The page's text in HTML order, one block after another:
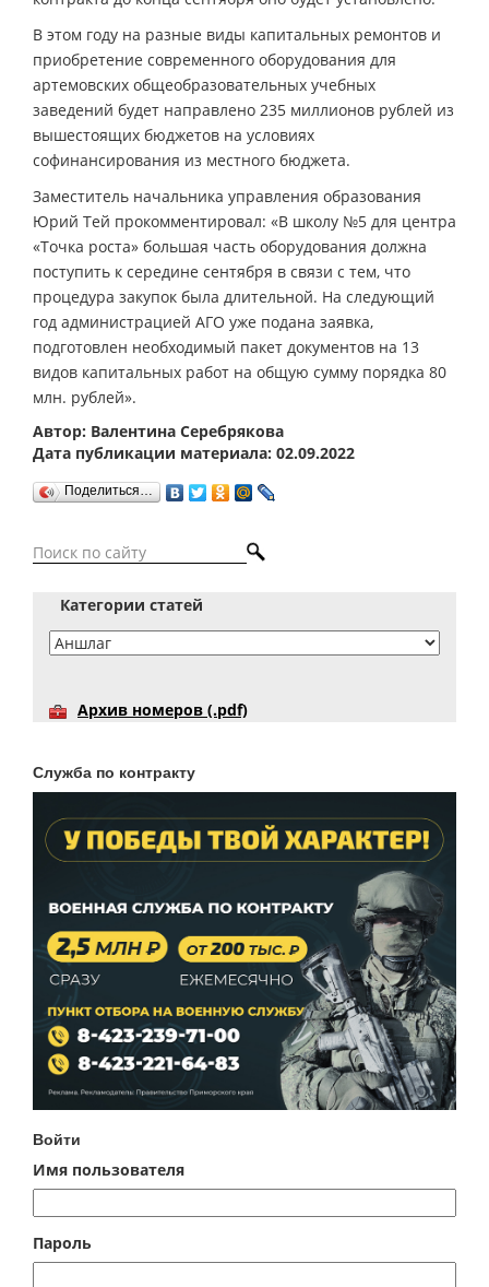
В этом году на разные виды капитальных ремонтов и
приобретение современного оборудования для
артемовских общеобразовательных учебных
заведений будет направлено 235 миллионов рублей из
вышестоящих бюджетов на условиях
софинансирования из местного бюджета.
Заместитель начальника управления образования
Юрий Тей прокомментировал: «В школу №5 для центра
«Точка роста» большая часть оборудования должна
поступить к середине сентября в связи с тем, что
процедура закупок была длительной. На следующий
год администрацией АГО уже подана заявка,
подготовлен необходимый пакет документов на 13
видов капитальных работ на общую сумму порядка 80
млн. рублей».
Автор: Валентина Серебрякова
Дата публикации материала: 02.09.2022
Поделиться…
Категории статей
Архив номеров (.pdf)
Служба по контракту
Войти
Имя пользователя
Пароль